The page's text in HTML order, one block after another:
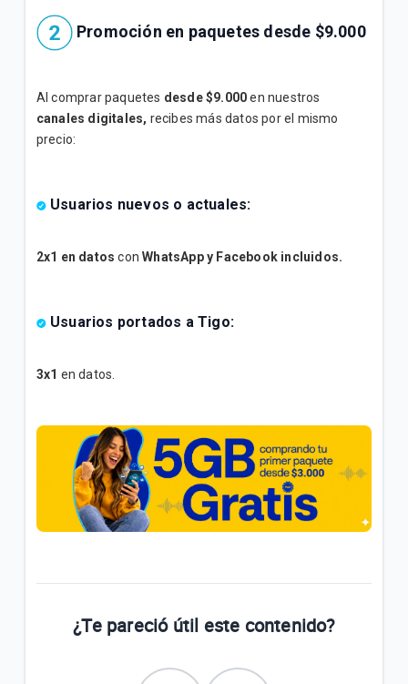
Promoción en paquetes desde $9.000
Al comprar paquetes desde $9.000en nuestros
canales digitales, recibes más datos por el mismo
precio:
Usuarios nuevos o actuales:
2x1 en datos conWhatsApp y Facebook incluidos.
Usuarios portados a Tigo:
3x1 en datos.
¿Te pareció útil este contenido?